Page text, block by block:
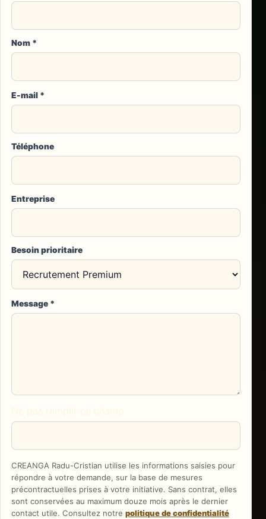
Nom *
E-mail *
Téléphone
Entreprise
Besoin prioritaire
Message *
Ne pas remplir ce champ
CREANGA Radu-Cristian utilise les informations saisies pour
répondre à votre demande, sur la base de mesures
précontractuelles prises à votre initiative. Sans contrat, elles
sont conservées au maximum douze mois après le dernier
contact utile. Consultez notre politique de confidentialité